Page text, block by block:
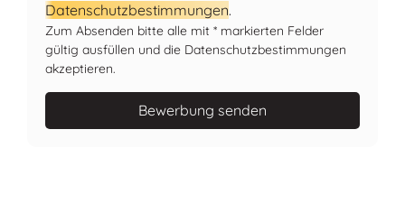
Datenschutzbestimmungen.
Zum Absenden bitte alle mit * markierten Felder
gültig ausfüllen und die Datenschutzbestimmungen
akzeptieren.
Bewerbung senden